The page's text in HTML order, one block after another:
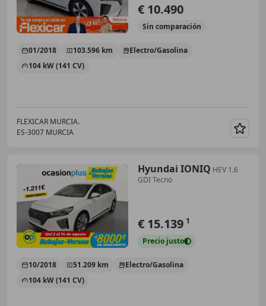
€ 10.490
Sin comparación
01/2018 103.596 km
Electro/Gasolina
104 kW (141 CV)
FLEXICAR MURCIA.
ES-3007 MURCIA
Hyundai IONIQ HEV 1.6
GDI Tecno
€ 15.139 1
Precio justo
10/2018 51.209 km
Electro/Gasolina
104 kW (141 CV)